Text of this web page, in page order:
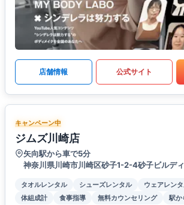
店舗情報 公式サイト
キャンペーン中
ジムズ川崎店
矢向駅から車で5分
神奈川県川崎市川崎区砂子1-2-4砂子ビルデ
タオルレンタル シューズレンタル ウェアレン
体組成計
食事指導 無料カウンセリング 駅か